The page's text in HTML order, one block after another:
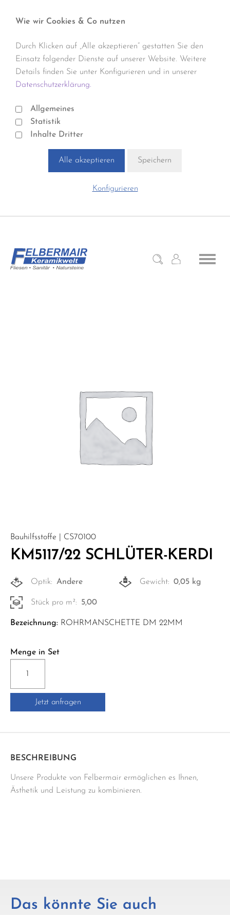
Wie wir Cookies & Co nutzen
Durch Klicken auf „Alle akzeptieren“ gestatten Sie den
Einsatz folgender Dienste auf unserer Website. Weitere
Details finden Sie unter Konfigurieren und in unserer
Datenschutzerklärung.
Allgemeines
Statistik
Inhalte Dritter
Alle akzeptieren Speichern
Konfigurieren
Bauhilfsstoffe | CS70100
KM5117/22 SCHLÜTER-KERDI
Optik: Andere Gewicht: 0,05 kg
Stück pro m²: 5,00
Bezeichnung: ROHRMANSCHETTE DM 22MM
Menge in Set
SCHLÜTER-
KERDI
MengeJetzt anfragen
BESCHREIBUNG
Unsere Produkte von Felbermair ermöglichen es Ihnen,
Ästhetik und Leistung zu kombinieren.
Das könnte Sie auch